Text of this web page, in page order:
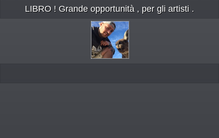
LIBRO ! Grande opportunità , per gli artisti .